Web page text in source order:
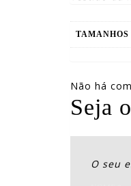
TAMANHOS
Não há
Seja
O seu